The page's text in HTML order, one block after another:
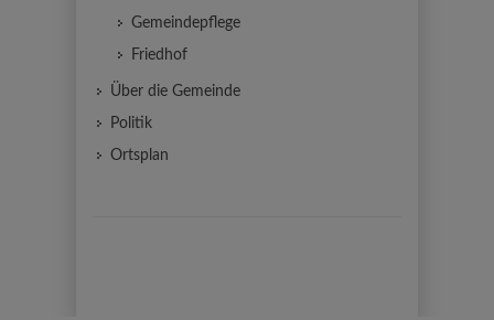
Gemeindepflege
Friedhof
Über die Gemeinde
Politik
Ortsplan